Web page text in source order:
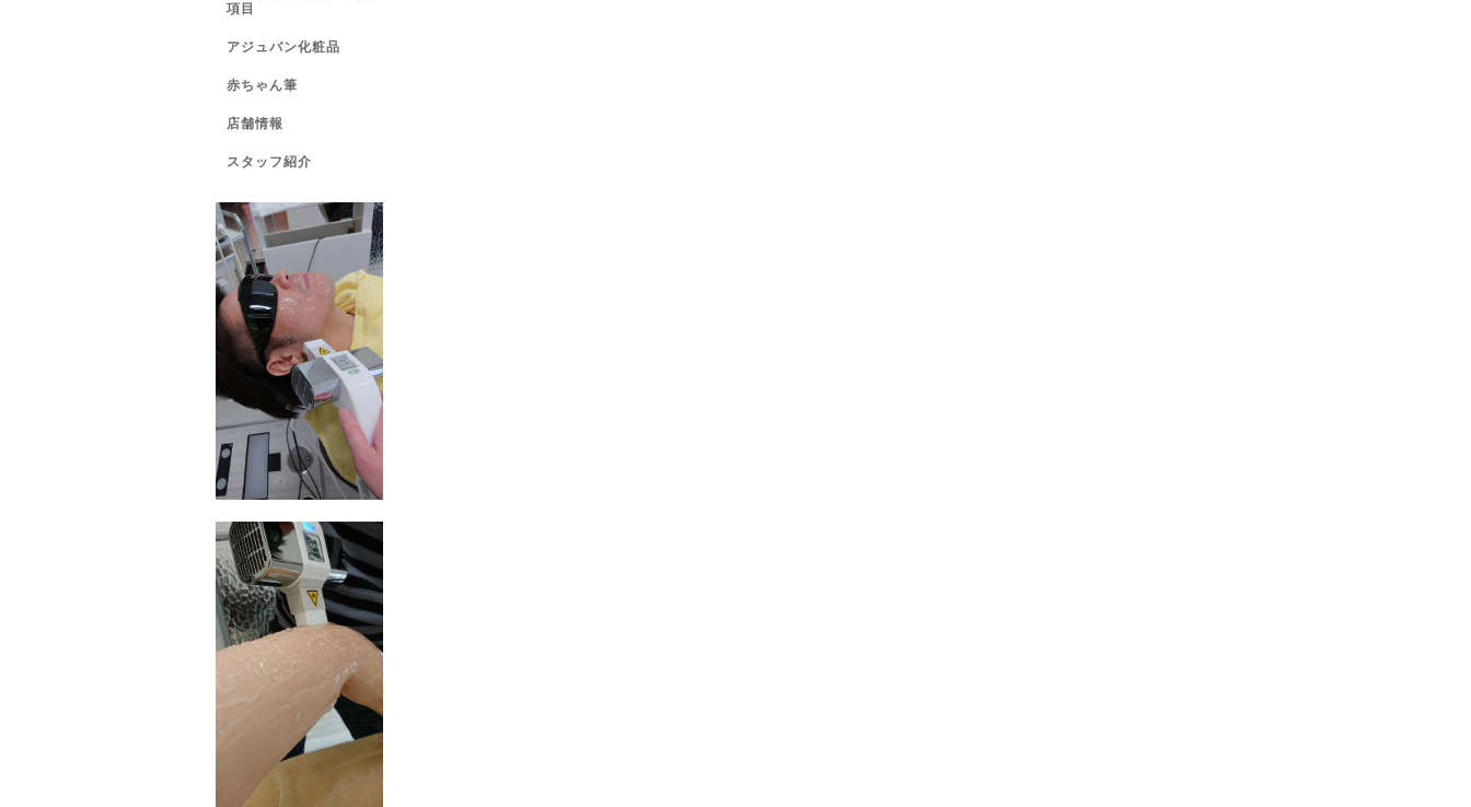
項目
アジュバン化粧品
赤ちゃん筆
店舗情報
スタッフ紹介